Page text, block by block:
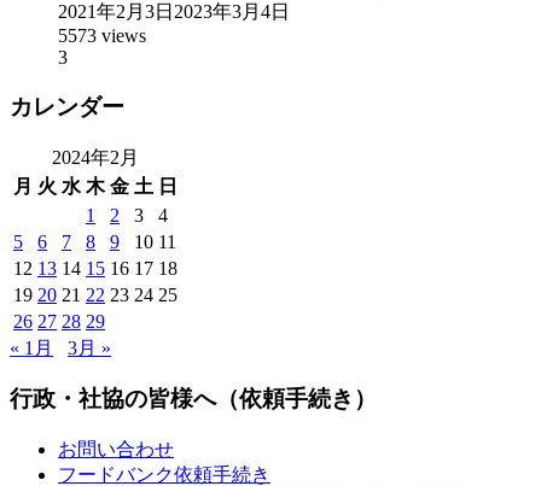
2021年2月3日 2023年3月4日
5573 views
3
カレンダー
2024年2月
月 火 水 木 金 土 日
1
2 3
4
5
6 7 8 9 10 11
12 13 14 15 16 17 18
19 20 21 22 23 24 25
26 27 28 29
« 1月
3月 »
行政・社協の皆様へ（依頼手続き）
お問い合わせ
フードバンク依頼手続き